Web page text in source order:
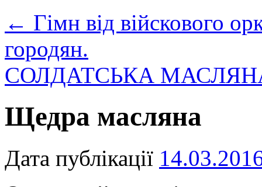
← Гімн від війскового
городян.
СОЛДАТСЬКА
Щедра масляна
Дата публікації